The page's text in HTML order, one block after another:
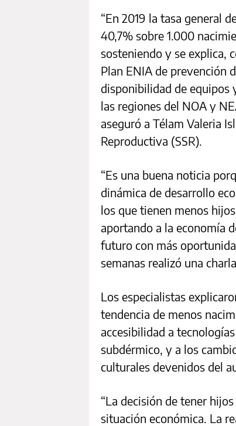
“En 2019 la tasa general
40,7% sobre 1.000
sosteniendo y se explica,
Plan ENIA de prevención
disponibilidad de equipos
las regiones del NOA y
aseguró a Télam Valeria
Reproductiva (SSR).
“Es una buena noticia
dinámica de desarrollo
los que tienen menos
aportando a la economía
futuro con más
semanas realizó una
Los especialistas
tendencia de menos
accesibilidad a
subdérmico, y a los
culturales devenidos del
“La decisión de tener
situación económica. La